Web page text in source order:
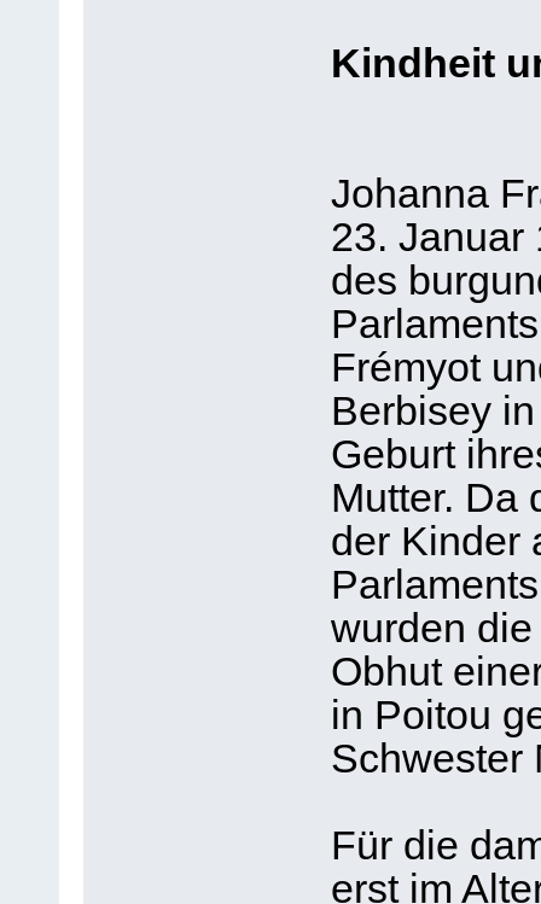
Kindheit
Johanna
23. Januar
des
Frémyot
Berbisey
Geburt
Mutter. Da
der Kinder
wurden
Obhut
in Poitou
Schwester
Für die
erst im